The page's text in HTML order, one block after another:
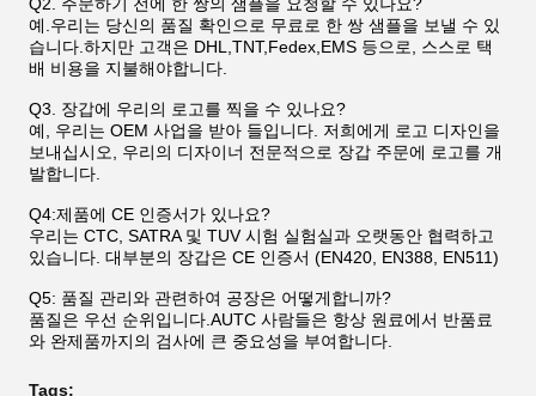
예.우리는 당신의 품질 확인으로 무료로 한 쌍 샘플을 보낼 수 있
습니다.하지만 고객은 DHL,TNT,Fedex,EMS 등으로, 스스로 택
배 비용을 지불해야합니다.
Q3. 장갑에 우리의 로고를 찍을 수 있나요?
예, 우리는 OEM 사업을 받아 들입니다. 저희에게 로고 디자인을
보내십시오, 우리의 디자이너 전문적으로 장갑 주문에 로고를 개
발합니다.
Q4:제품에 CE 인증서가 있나요?
우리는 CTC, SATRA 및 TUV 시험 실험실과 오랫동안 협력하고
있습니다. 대부분의 장갑은 CE 인증서 (EN420, EN388, EN511)
Q5: 품질 관리와 관련하여 공장은 어떻게합니까?
품질은 우선 순위입니다.AUTC 사람들은 항상 원료에서 반품료
와 완제품까지의 검사에 큰 중요성을 부여합니다.
Tags: